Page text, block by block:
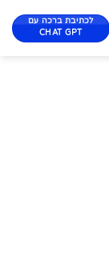
לכתיבת ברכה עם
CHAT GPT